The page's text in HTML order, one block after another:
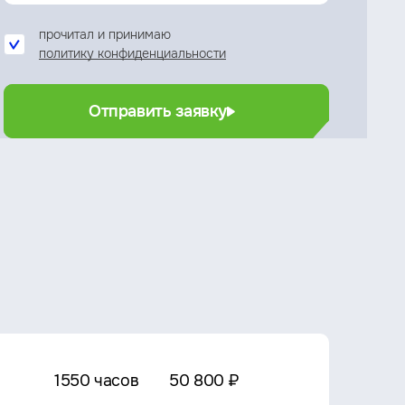
прочитал и принимаю
политику конфиденциальности
Отправить заявку
1550 часов 50 800 ₽